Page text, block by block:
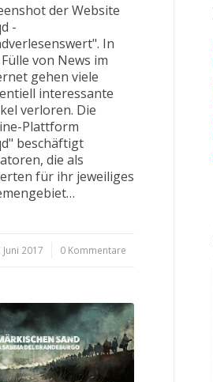
der Website
-
In
von News im
gehen viele
interessante
verloren. Die
Plattform
beschäftigt
die als
für ihr jeweiliges
Juni 2017 0 Kommentare